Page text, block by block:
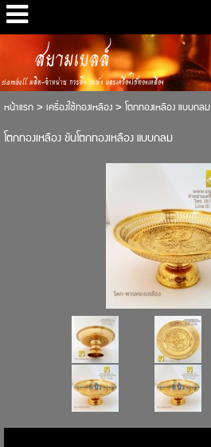
สยามเบลล์
siambell ผลิต-จำหน่าย กระดิ่ง ระฆัง และเครื่องใช้ทองเหลือง
หน้าแรก> เครื่องใช้ทองเหลือง> โตกทองเหลือง แบบกลม
โตกทองเหลือง ขันโตกทองเหลือง แบบกลม